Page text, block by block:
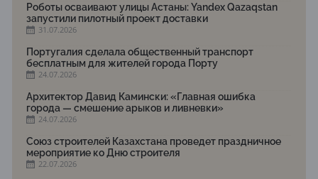
Роботы осваивают улицы Астаны: Yandex Qazaqstan
запустили пилотный проект доставки
31.07.2026
Португалия сделала общественный транспорт
бесплатным для жителей города Порту
24.07.2026
Архитектор Давид Камински: «Главная ошибка
города — смешение арыков и ливневки»
24.07.2026
Союз строителей Казахстана проведет праздничное
мероприятие ко Дню строителя
22.07.2026